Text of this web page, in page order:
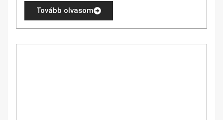
Tovább olvasom